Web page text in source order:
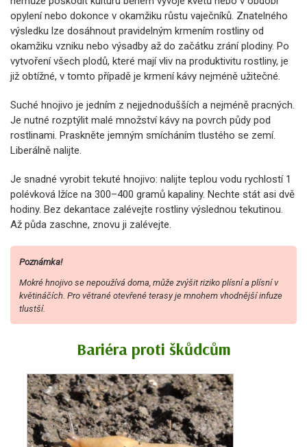
opylení nebo dokonce v okamžiku růstu vaječníků. Znatelného
výsledku lze dosáhnout pravidelným krmením rostliny od
okamžiku vzniku nebo výsadby až do začátku zrání plodiny. Po
vytvoření všech plodů, které mají vliv na produktivitu rostliny, je
již obtížné, v tomto případě je krmení kávy nejméně užitečné.
Suché hnojivo je jedním z nejjednodušších a nejméně pracných.
Je nutné rozptýlit malé množství kávy na povrch půdy pod
rostlinami. Praskněte jemným smícháním tlustého se zemí.
Liberálně nalijte.
Je snadné vyrobit tekuté hnojivo: nalijte teplou vodu rychlostí 1
polévková lžíce na 300–400 gramů kapaliny. Nechte stát asi dvě
hodiny. Bez dekantace zalévejte rostliny výslednou tekutinou.
Až půda zaschne, znovu ji zalévejte.
Poznámka!
Mokré hnojivo se nepoužívá doma, může zvýšit riziko plísní a plísní v
květináčích. Pro větrané otevřené terasy je mnohem vhodnější infuze
tlustší.
Bariéra proti škůdcům